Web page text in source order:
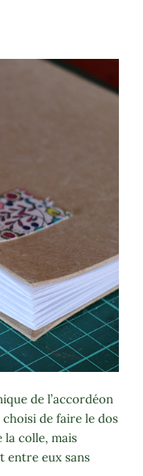
de l’accordéon
de faire le dos
la colle, mais
entre eux sans